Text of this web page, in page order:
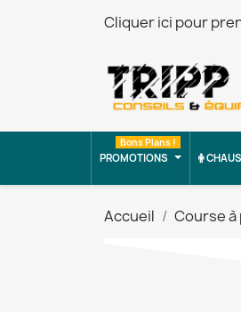
Cliquer ici pour
PROMOTIONS
Bons Plans !
Accueil Course à